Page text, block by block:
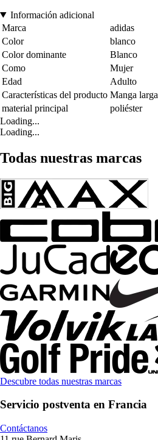
Información adicional
Marca
adidas
Color
blanco
Color dominante
Blanco
Como
Mujer
Edad
Adulto
Características del producto Manga larga
material principal
poliéster
Loading...
Loading...
Todas nuestras marcas
Descubre todas nuestras marcas
Servicio postventa en Francia
Contáctanos